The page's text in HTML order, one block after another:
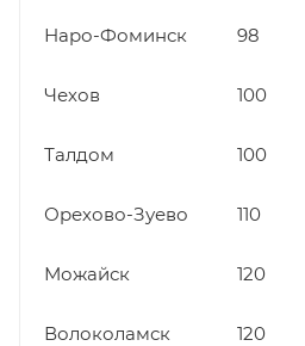
Наро-Фоминск 98
Чехов 100
Талдом 100
Орехово-Зуево 110
Можайск 120
Волоколамск 120